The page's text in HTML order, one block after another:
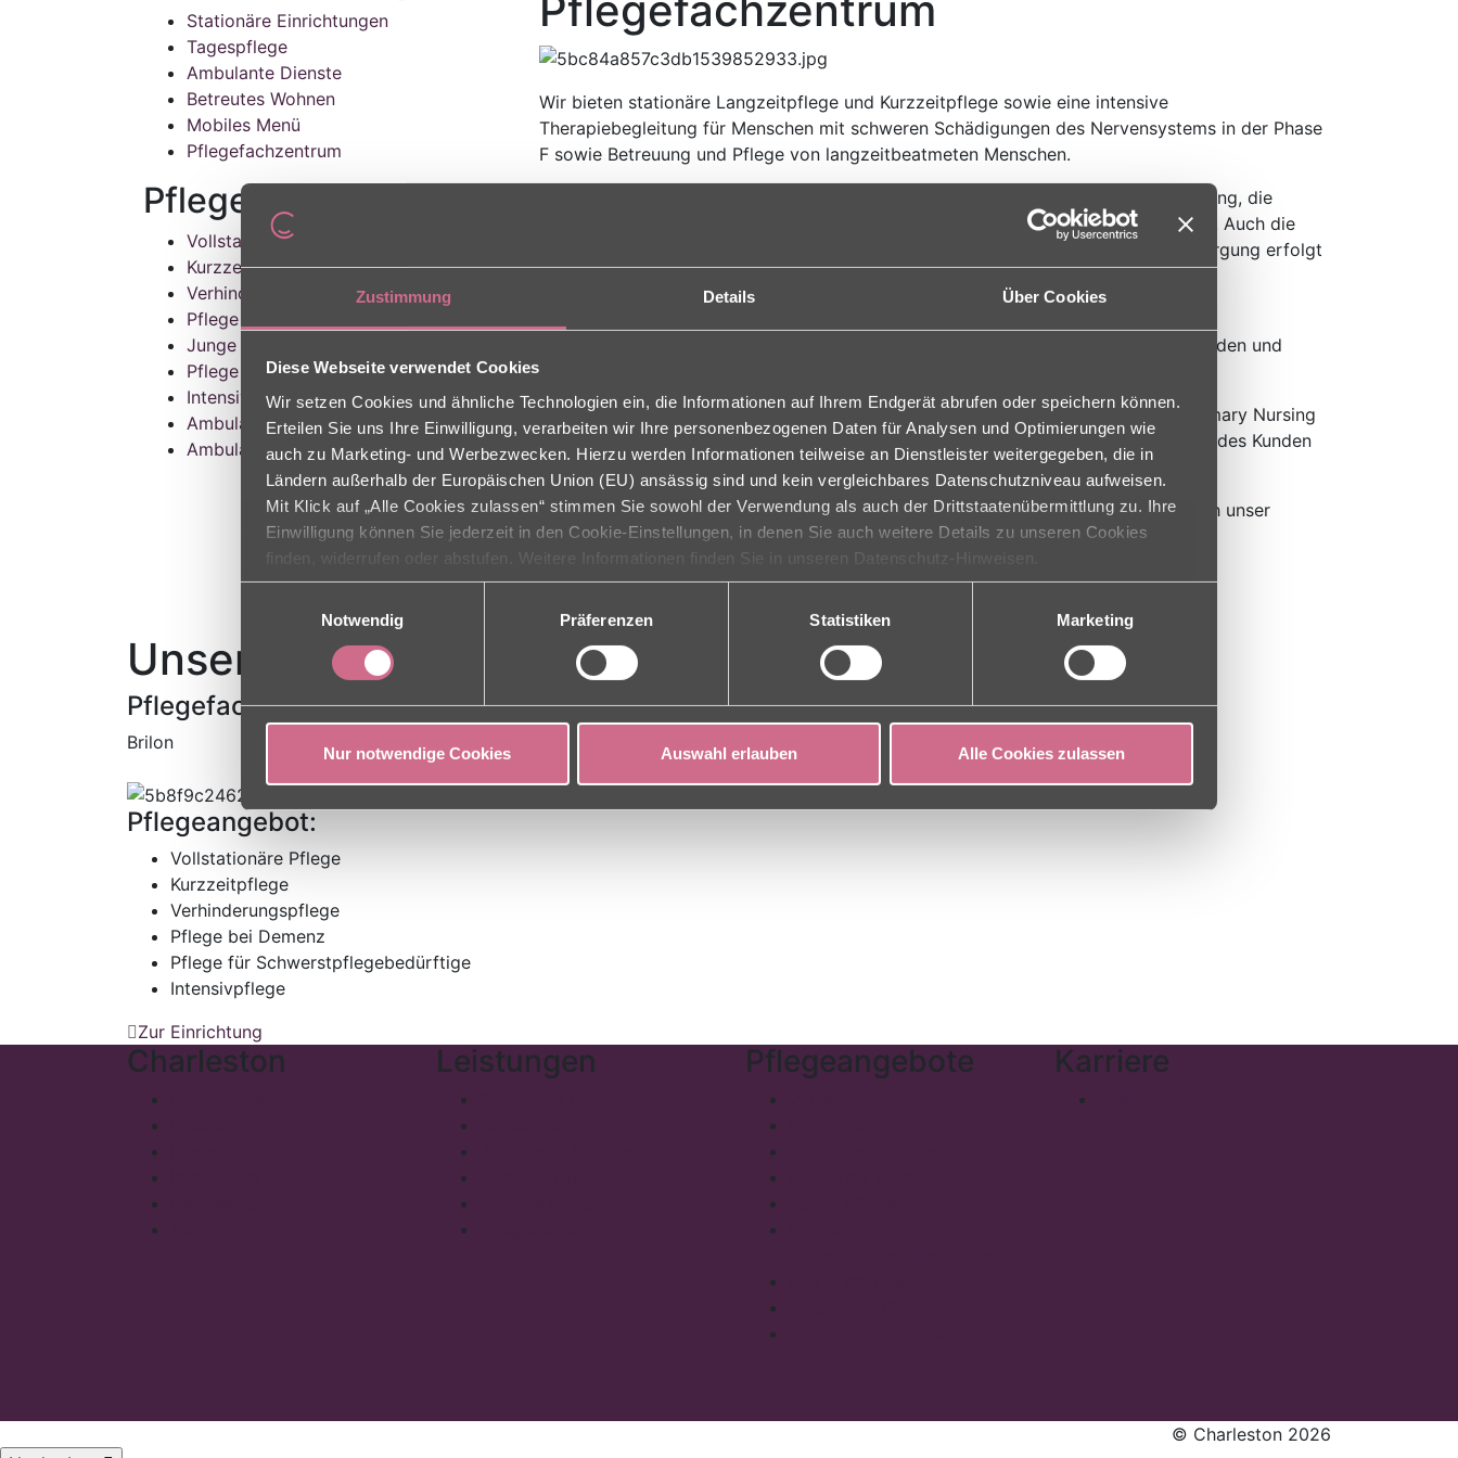
Zustimmung Details Über Cookies
Diese Webseite verwendet Cookies
Wir setzen Cookies und ähnliche Technologien ein, die Informationen auf Ihrem Endgerät abrufen oder speichern können.
Erteilen Sie uns Ihre Einwilligung, verarbeiten wir Ihre personenbezogenen Daten für Analysen und Optimierungen wie
auch zu Marketing- und Werbezwecken. Hierzu werden Informationen teilweise an Dienstleister weitergegeben, die in
Ländern außerhalb der Europäischen Union (EU) ansässig sind und kein vergleichbares Datenschutzniveau aufweisen.
Mit Klick auf „Alle Cookies zulassen“ stimmen Sie sowohl der Verwendung als auch der Drittstaatenübermittlung zu. Ihre
Einwilligung können Sie jederzeit in den Cookie-Einstellungen, in denen Sie auch weitere Details zu unseren Cookies
finden, widerrufen oder abstufen. Weitere Informationen finden Sie in unseren Datenschutz-Hinweisen.
Notwendig
Präferenzen Statistiken Marketing
Nur notwendige Cookies Auswahl erlauben Alle Cookies zulassen
Stationäre Einrichtungen
Tagespflege
Ambulante Dienste
Betreutes Wohnen
Mobiles Menü
Pflegefachzentrum
Pflegeangebote
Vollstationäre Pflege
Kurzzeitpflege
Verhinderungspflege
Pflege bei Demenz
Junge Pflege
Pflege für Schwerstpflegebedürftige
Intensivpflege
Ambulante Pflege
Ambulante Intensivpflege
Wir bieten stationäre Langzeitpflege und Kurzzeitpflege sowie eine intensive
Therapiebegleitung für Menschen mit schweren Schädigungen des Nervensystems in der Phase
F sowie Betreuung und Pflege von langzeitbeatmeten Menschen.
Wir betreuen Patienten mit Trachealkanüle und enteraler oder parenteraler Ernährung, die
zusätzlich – aber nicht zwingend – auf die maschinelle Beatmung angewiesen sind. Auch die
Versorgung von Patienten mit multiresistenten Keimen ist gewährleistet. Die Versorgung erfolgt
ausschließlich durch geschultes Fachpersonal.
multiprofessionelles Team von zum Beispiel Physio- und Ergotherapeuten, Logopäden und
Für die individuelle Betreuung setzen wir unser Personal nach dem Prinzip des Primary Nursing
ein. Der daraus entstehende Vorteil ist, dass Therapien für das jeweilige Bedürfnis des Kunden
konzipiert werden.
Die fachpflegerische Versorgung und soziale Betreuung unserer Kunden wird durch unser
kontinuierlich geschultes Team vorgenommen. Dabei wird das Team von vor Ort
praktizierenden multiprofessionellen Therapeuten aller Fachrichtungen unterstützt.
Unsere Standorte mit "Pflegefachzentrum"
Pflegefachzentrum Haus Oase
Brilon
Pflegeangebot:
Vollstationäre Pflege
Kurzzeitpflege
Verhinderungspflege
Pflege bei Demenz
Pflege für Schwerstpflegebedürftige
Intensivpflege
Zur Einrichtung
Charleston Leistungen Pflegeangebote Karriere
© Charleston 2026